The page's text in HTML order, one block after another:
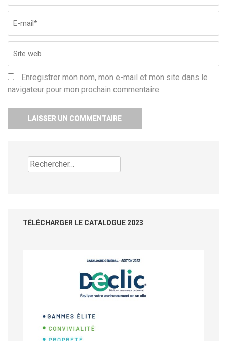
Enregistrer mon nom, mon e-mail et mon site dans le
navigateur pour mon prochain commentaire.
Rechercher :
TÉLÉCHARGER LE CATALOGUE 2023